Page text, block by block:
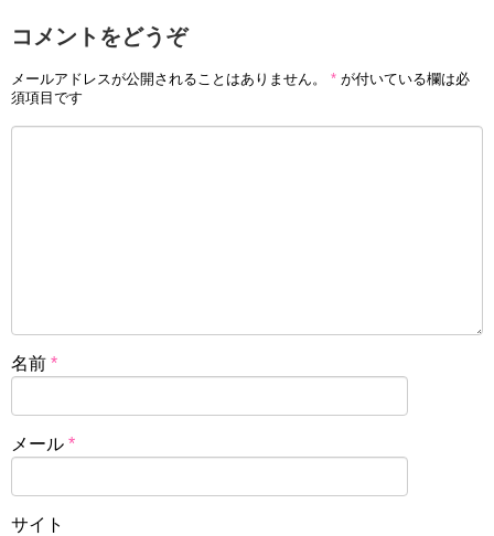
コメントをどうぞ
メールアドレスが公開されることはありません。 * が付いている欄は必
須項目です
名前 *
メール *
サイト